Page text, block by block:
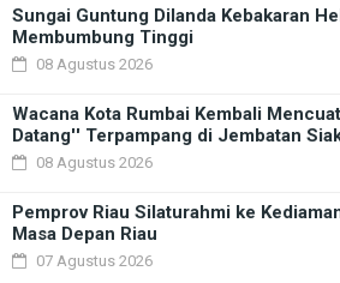
Sungai Guntung Dilanda Kebakaran
Membumbung Tinggi
08 Agustus 2026
Wacana Kota Rumbai Kembali
Datang'' Terpampang di Jembatan
08 Agustus 2026
Pemprov Riau Silaturahmi ke
Masa Depan Riau
07 Agustus 2026